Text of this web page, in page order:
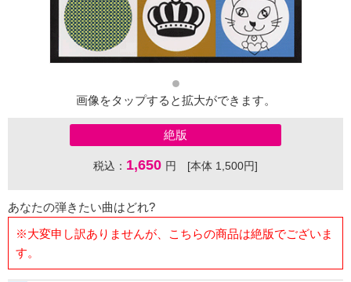
画像をタップすると拡大ができます。
絶版
税込： 1,650 円 [本体 1,500円]
あなたの弾きたい曲はどれ?
※大変申し訳ありませんが、こちらの商品は絶版でございま
す。